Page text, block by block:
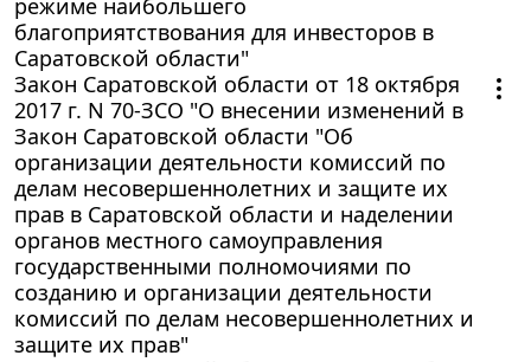
благоприятствования для инвесторов в
Саратовской области"
Закон Саратовской области от 18 октября
2017 г. N 70-ЗСО "О внесении изменений в
Закон Саратовской области "Об
организации деятельности комиссий по
делам несовершеннолетних и защите их
прав в Саратовской области и наделении
органов местного самоуправления
государственными полномочиями по
созданию и организации деятельности
комиссий по делам несовершеннолетних и
защите их прав"